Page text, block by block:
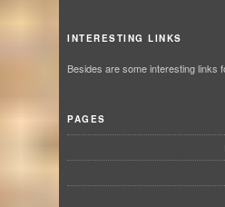
INTERESTING LINKS
Besides are some interesting links
PAGES